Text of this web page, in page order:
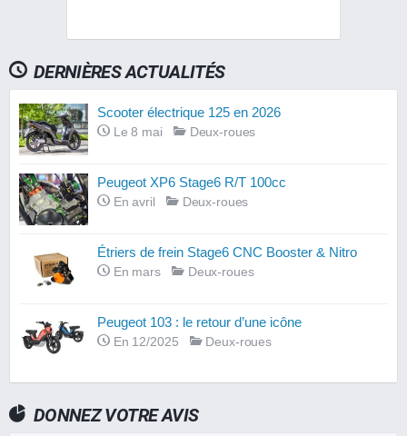
DERNIÈRES ACTUALITÉS
Scooter électrique 125 en 2026
Le 8 mai Deux-roues
Peugeot XP6 Stage6 R/T 100cc
En avril Deux-roues
Étriers de frein Stage6 CNC Booster & Nitro
En mars Deux-roues
Peugeot 103 : le retour d’une icône
En 12/2025 Deux-roues
DONNEZ VOTRE AVIS